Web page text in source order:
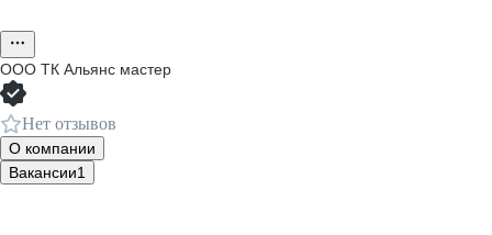
ООО ТК Альянс мастер
Нет отзывов
О компании
Вакансии1